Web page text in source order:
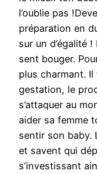
l’oublie pas
préparation en
sur un d’égalité
sent bouger.
plus charmant.
gestation, le
s’attaquer au
aider sa femme
sentir son
et savent qui
s’investissant